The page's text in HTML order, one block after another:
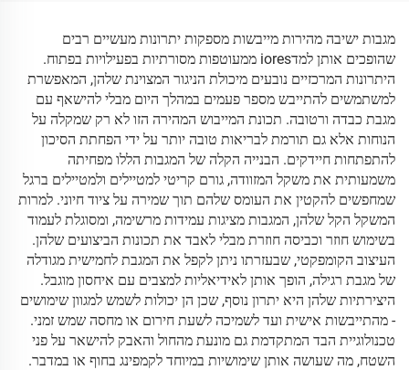
מגבות ישיבה מהירות מייבשות מספקות יתרונות מעשיים רבים
שהופכים אותן למדiores ממעוטפות מסורתיות בפעילויות בפתוח.
היתרונות המרכזיים נובעים מיכולת הניגור המצוינת שלהן, המאפשרת
למשתמשים להתייבש מספר פעמים במהלך היום מבלי להישאף עם
מגבת כבדה ורטובה. תכונת המייבוש המהירה הזו לא רק שמקלה על
הנוחות אלא גם תורמת לבריאות טובה יותר על ידי הפחתת הסיכון
להתפתחות חיידקים. הבנייה הקלה של המגבות הללו מפחיתה
משמעותית את משקל המזוודה, גורם קריטי למטיילים ולמטיילים ברגל
שמחפשים להקטין את העומס שלהם תוך שמירה על ציוד חיוני. למרות
המשקל הקל שלהן, המגבות מציגות עמידות מרשימה, ומסוגלת לעמוד
בשימוש חוזר וכביסה חוזרת מבלי לאבד את תכונות הביצועים שלהן.
העיצוב הקומפקטי, שבעזרתו ניתן לקפל את המגבת לחמישית מגודלה
של מגבת רגילה, הופך אותן לאידיאליות למצבים עם איחסון מוגבל.
היצירתיות שלהן היא יתרון נוסף, שכן הן יכולות לשמש למגוון שימושים
- מהתייבשות אישית ועד לשמיכה לשעת חירום או מחסה שמש זמני.
טכנולוגיית הבד המתקדמת גם מונעת מהחול והאבק להישאר על פני
השטח, מה שעושה אותן שימושיות במיוחד לקמפינג בחוף או במדבר.